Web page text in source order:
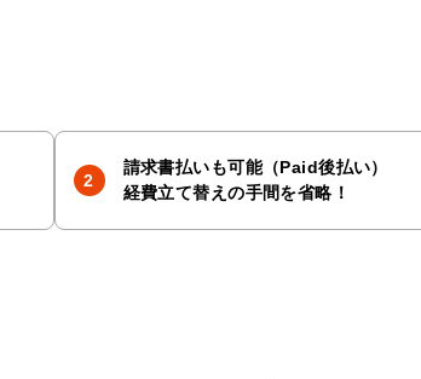
請求書払いも可能（Paid後払い）
経費立て替えの手間を省略！